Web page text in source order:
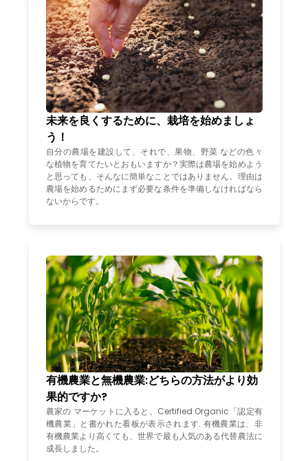
未来を良くするために、栽培を始めましょ
う！
自分の農場を建設して、それで、果物、野菜 などの色々
な植物を育てたいとおもいますか？実際は農場を始めよう
と思っても、そんなに簡単なことではありません。理由は
農場を始めるためにまず必要な条件を準備しなければなら
ないからです。
有機農業と無機農業:どちらの方法がより効
果的ですか?
農家の マーケットに入ると、Certified Organic「認定有
機農業」と書かれた看板が表示されます. 有機農業は、非
有機農業より高くても、世界で最も人気のある代替農法に
成長しました。